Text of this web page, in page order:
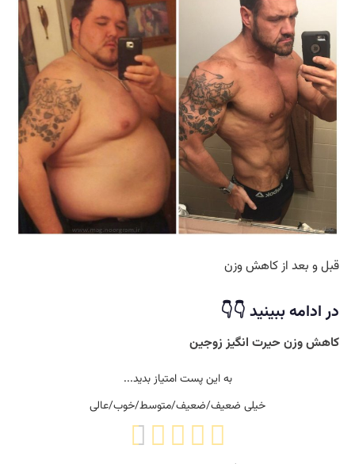
قبل و بعد از کاهش وزن
در ادامه ببینید 👇👇
کاهش وزن حیرت انگیز زوجین
به این پست امتیاز بدید...
خیلی ضعیف/ضعیف/متوسط/خوب/عالی